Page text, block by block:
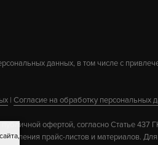
данных, в том числе с
| Согласие на обработку персональных
офертой, согласно Статье
прайс-листов и материалов.